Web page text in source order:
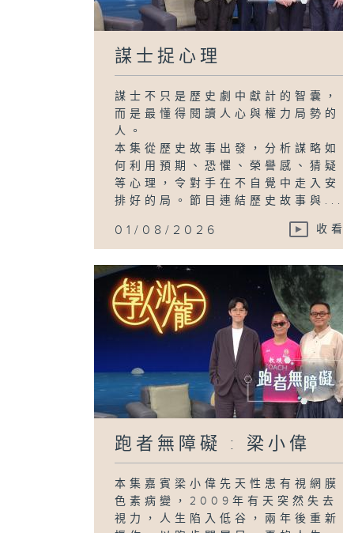
謀士捉心理
謀士不只是歷史劇中獻計的智囊，
而是最懂得閱讀人心與權力局勢的
人。
本集從歷史故事出發，分析謀略如
何利用預期、恐懼、榮譽感、猜疑
等心理，令對手在不自覺中走入安
排好的局。節目連結歷史故事與...
01/08/2026 收看
跑者無障礙 : 梁小偉
本集嘉賓梁小偉先天性患有視網膜
色素病變，2009年有天突然失去
視力，人生陷入低谷，兩年後重新